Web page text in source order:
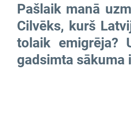
Pašlaik manā
Cilvēks, kurš
tolaik emigrēja?
gadsimta sākuma